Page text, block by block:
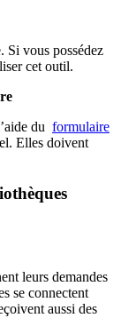
Si vous possédez
cet outil.
du formulaire
Elles doivent
leurs demandes
se connectent
aussi des